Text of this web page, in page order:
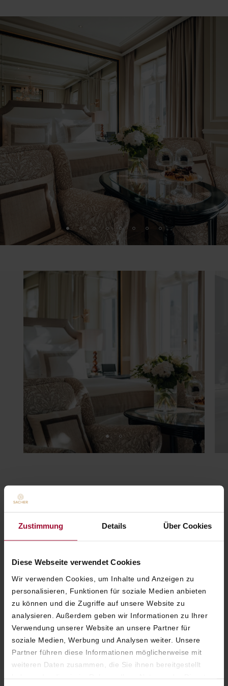
Zustimmung Details Über Cookies
Diese Webseite verwendet Cookies
Wir verwenden Cookies, um Inhalte und Anzeigen zu
personalisieren, Funktionen für soziale Medien anbieten
zu können und die Zugriffe auf unsere Website zu
analysieren. Außerdem geben wir Informationen zu Ihrer
Verwendung unserer Website an unsere Partner für
soziale Medien, Werbung und Analysen weiter. Unsere
Partner führen diese Informationen möglicherweise mit
weiteren Daten zusammen, die Sie ihnen bereitgestellt
großzügigster Luxus auf
ganzer Linie - perfekt zum
ARMIE-ANGÉLIQUE
WEINBERGER
HOTEL DIREKTOR